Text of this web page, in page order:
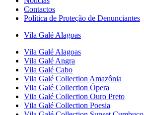
Contactos
Política de Proteção de Denunciantes
Vila Galé Alagoas
Vila Galé Alagoas
Vila Galé Angra
Vila Galé Cabo
Vila Galé Collection Amazônia
Vila Galé Collection Ópera
Vila Galé Collection Ouro Preto
Vila Galé Collection Poesia